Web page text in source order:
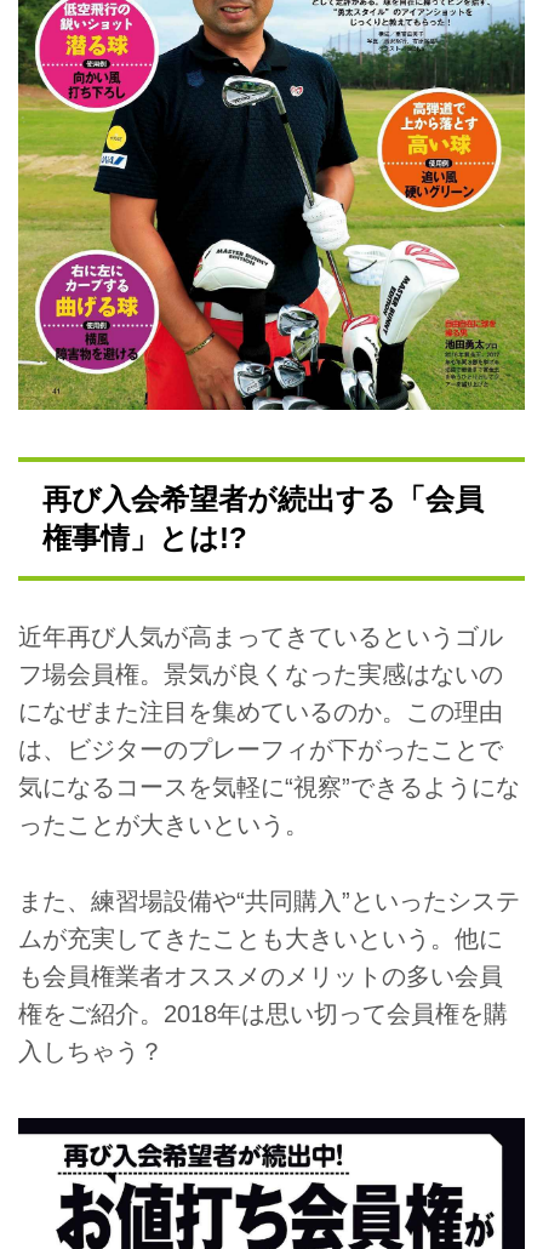
再び入会希望者が続出する「会員
権事情」とは!?
近年再び人気が高まってきているというゴル
フ場会員権。景気が良くなった実感はないの
になぜまた注目を集めているのか。この理由
は、ビジターのプレーフィが下がったことで
気になるコースを気軽に“視察”できるようにな
ったことが大きいという。
また、練習場設備や“共同購入”といったシステ
ムが充実してきたことも大きいという。他に
も会員権業者オススメのメリットの多い会員
権をご紹介。2018年は思い切って会員権を購
入しちゃう？